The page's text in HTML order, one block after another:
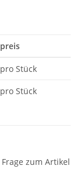
Stück
Stück
Frage zum Artikel